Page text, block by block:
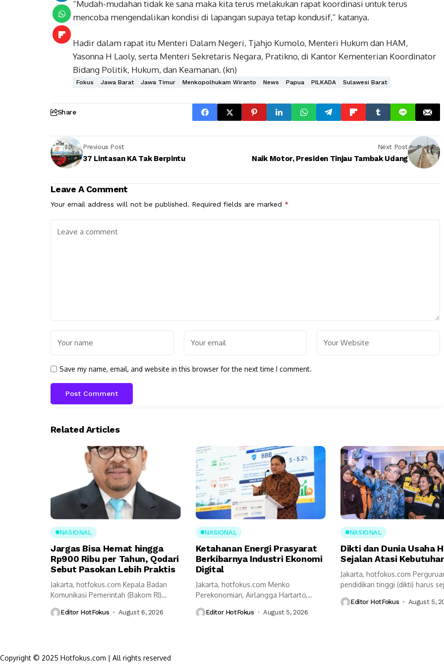
“Mudah-mudahan tidak ke sana maka kita terus melakukan rapat koordinasi untuk terus
mencoba mengendalikan kondisi di lapangan supaya tetap kondusif,” katanya.
Hadir dalam rapat itu Menteri Dalam Negeri, Tjahjo Kumolo, Menteri Hukum dan HAM,
Yasonna H Laoly, serta Menteri Sekretaris Negara, Pratikno, di Kantor Kementerian Koordinator
Bidang Politik, Hukum, dan Keamanan. (kn)
Fokus Jawa Barat Jawa Timur Menkopolhukam Wiranto News Papua PILKADA Sulawesi Barat
Share
Previous Post
37 Lintasan KA Tak Berpintu
Next Post
Naik Motor, Presiden Tinjau Tambak Udang
Leave A Comment
Your email address will not be published. Required fields are marked *
Save my name, email, and website in this browser for the next time I comment.
Related Articles
NASIONAL
Jargas Bisa Hemat hingga
Rp900 Ribu per Tahun, Qodari
Sebut Pasokan Lebih Praktis
Jakarta, hotfokus.com Kepala Badan
Komunikasi Pemerintah (Bakom RI)
sejumlah...
Editor HotFokus August 6, 2026
NASIONAL
Ketahanan Energi Prasyarat
Berkibarnya Industri Ekonomi
Digital
Jakarta, hotfokus.com Menko
Perekonomian, Airlangga Hartarto,
prasyarat utama...
Editor HotFokus August 5, 2026
NASIONAL
Dikti dan Dunia Usaha
Sejalan Atasi
Jakarta, hotfokus.com
pendidikan tinggi (dikti) harus
Editor HotFokus August 5,
Copyright © 2025 Hotfokus.com | All rights reserved